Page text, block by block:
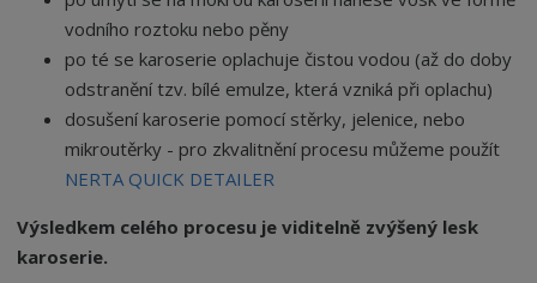
vodního roztoku nebo pěny
po té se karoserie oplachuje čistou vodou (až do doby
odstranění tzv. bílé emulze, která vzniká při oplachu)
dosušení karoserie pomocí stěrky, jelenice, nebo
mikroutěrky - pro zkvalitnění procesu můžeme použít
NERTA QUICK DETAILER
Výsledkem celého procesu je viditelně zvýšený lesk
karoserie.